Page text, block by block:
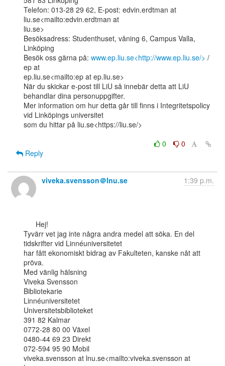
Telefon: 013-28 29 62, E-post: edvin.erdtman at
liu.se<mailto:edvin.erdtman at
liu.se>
Besöksadress: Studenthuset, våning 6, Campus Valla,
Linköping
Besök oss gärna på: www.ep.liu.se<http://www.ep.liu.se/> /
ep at
ep.liu.se<mailto:ep at ep.liu.se>
När du skickar e-post till LiU så innebär detta att LiU
behandlar dina personuppgifter.
Mer information om hur detta går till finns i Integritetspolicy
vid Linköpings universitet
som du hittar på liu.se<https://liu.se/>
0
0
Reply
viveka.svensson＠lnu.se 1:39 p.m.
Tyvärr vet jag inte några andra medel att söka. En del
tidskrifter vid Linnéuniversitetet
har fått ekonomiskt bidrag av Fakulteten, kanske nåt att
pröva.
Med vänlig hälsning
Viveka Svensson
Bibliotekarie
Linnéuniversitetet
Universitetsbiblioteket
391 82 Kalmar
0772-28 80 00 Växel
0480-44 69 23 Direkt
072-594 95 90 Mobil
viveka.svensson at lnu.se<mailto:viveka.svensson at